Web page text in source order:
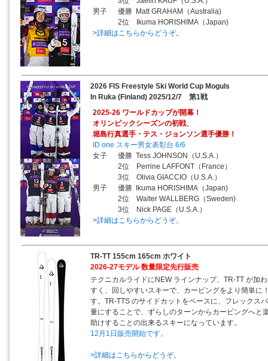
男子 優勝 Matt GRAHAM（Australia)
2位 Ikuma HORISHIMA（Japan)
>詳細はこちらからどうぞ。
2026 FIS Freestyle Ski World Cup Moguls
In Ruka (Finland) 2025/12/7 第1戦
2025-26 ワールドカップが開幕！
オリンピックシーズンの初戦、
堀島行真選手・テス・ジョンソン選手優勝！
ID one スキー男女表彰台 6/6
女子 優勝 Tess JOHNSON（U.S.A.）
2位 Perrine LAFFONT（France）
3位 Olivia GIACCIO（U.S.A.）
男子 優勝 Ikuma HORISHIMA（Japan)
2位 Walter WALLBERG（Sweden)
3位 Nick PAGE（U.S.A.）
>詳細はこちらからどうぞ。
TR-TT 155cm 165cm ホワイト
2026-27モデル 数量限定先行販売
テクニカルライドにNEW ラインナップ、TR-TT が加
すく、回しやすいスキーで、カービングをより簡単に
す。TR-TTS のサイドカットをベースに、フレックス
量にすることで、ずらしのターンからカービングへと
助けすることの出来るスキーになっています。
12月1日販売開始です。
>詳細はこちらからどうぞ。